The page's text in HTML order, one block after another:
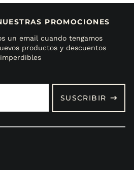
PROMOCIONES
un email cuando tengamos
productos y descuentos
imperdibles
SUSCRIBIR